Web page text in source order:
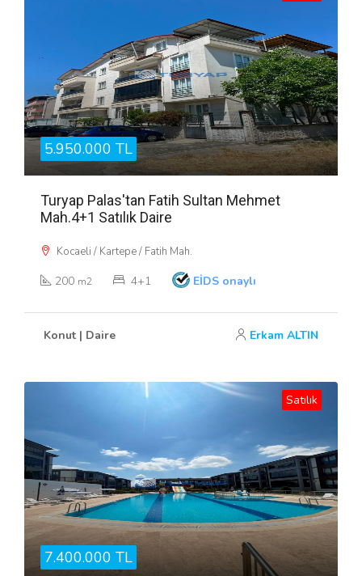
5.950.000 TL
Turyap Palas'tan Fatih Sultan Mehmet
Mah.4+1 Satılık Daire
Kocaeli / Kartepe / Fatih Mah.
200 m2 4+1 EİDS onaylı
Konut | Daire Erkam ALTIN
Satılık
7.400.000 TL